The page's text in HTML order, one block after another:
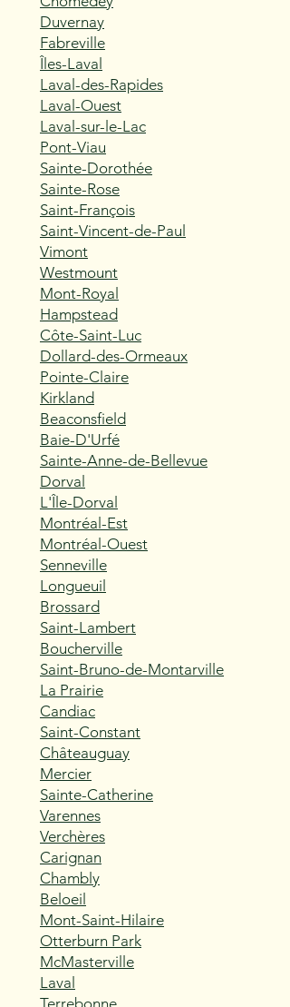
Duvernay
Fabreville
Îles-Laval
Laval-des-Rapides
Laval-Ouest
Laval-sur-le-Lac
Pont-Viau
Sainte-Dorothée
Sainte-Rose
Saint-François
Saint-Vincent-de-Paul
Vimont
Westmount
Mont-Royal
Hampstead
Côte-Saint-Luc
Dollard-des-Ormeaux
Pointe-Claire
Kirkland
Beaconsfield
Baie-D'Urfé
Sainte-Anne-de-Bellevue
Dorval
L'Île-Dorval
Montréal-Est
Montréal-Ouest
Senneville
Longueuil
Brossard
Saint-Lambert
Boucherville
Saint-Bruno-de-Montarville
La Prairie
Candiac
Saint-Constant
Châteauguay
Mercier
Sainte-Catherine
Varennes
Verchères
Carignan
Chambly
Beloeil
Mont-Saint-Hilaire
Otterburn Park
McMasterville
Laval
Terrebonne